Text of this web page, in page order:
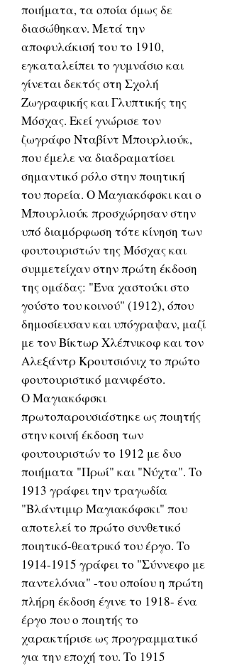
ποιήματα, τα οποία όμως δε
διασώθηκαν. Μετά την
αποφυλάκισή του το 1910,
εγκαταλείπει το γυμνάσιο και
γίνεται δεκτός στη Σχολή
Ζωγραφικής και Γλυπτικής της
Μόσχας. Εκεί γνώρισε τον
ζωγράφο Νταβίντ Μπουρλιούκ,
που έμελε να διαδραματίσει
σημαντικό ρόλο στην ποιητική
του πορεία. Ο Μαγιακόφσκι και ο
Μπουρλιούκ προσχώρησαν στην
υπό διαμόρφωση τότε κίνηση των
φουτουριστών της Μόσχας και
συμμετείχαν στην πρώτη έκδοση
της ομάδας: "Ένα χαστούκι στο
γούστο του κοινού" (1912), όπου
δημοσίευσαν και υπόγραψαν, μαζί
με τον Βίκτωρ Χλέπνικοφ και τον
Αλεξάντρ Κρουτσιόνιχ το πρώτο
φουτουριστικό μανιφέστο.
Ο Μαγιακόφσκι
πρωτοπαρουσιάστηκε ως ποιητής
στην κοινή έκδοση των
φουτουριστών το 1912 με δυο
ποιήματα "Πρωί" και "Νύχτα". Το
1913 γράφει την τραγωδία
"Βλάντιμιρ Μαγιακόφσκι" που
αποτελεί το πρώτο συνθετικό
ποιητικό-θεατρικό του έργο. Το
1914-1915 γράφει το "Σύννεφο με
παντελόνια" -του οποίου η πρώτη
πλήρη έκδοση έγινε το 1918- ένα
έργο που ο ποιητής το
χαρακτήρισε ως προγραμματικό
για την εποχή του. Το 1915